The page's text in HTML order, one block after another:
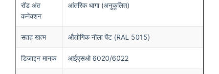
रॉड अंत
कनेक्शन
आंतरिक धागा (अनुकूलित)
सतह खत्म औद्योगिक नीला पेंट (RAL 5015)
डिजाइन मानक आईएसओ 6020/6022